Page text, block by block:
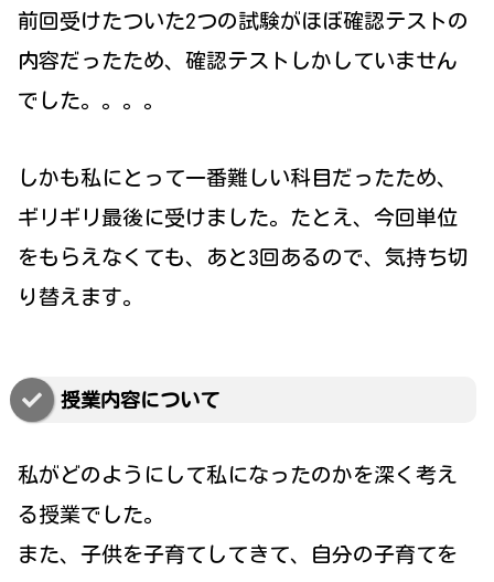
前回受けたついた2つの試験がほぼ確認テストの
内容だったため、確認テストしかしていません
でした。。。。
しかも私にとって一番難しい科目だったため、
ギリギリ最後に受けました。たとえ、今回単位
をもらえなくても、あと3回あるので、気持ち切
り替えます。
授業内容について
私がどのようにして私になったのかを深く考え
る授業でした。
また、子供を子育てしてきて、自分の子育てを